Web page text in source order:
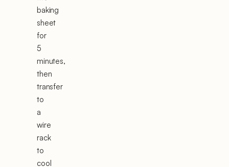
baking
sheet
for
5
minutes,
then
transfer
to
a
wire
rack
to
cool